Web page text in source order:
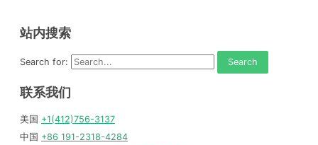
站内搜索
Search for:
联系我们
美国 +1(412)756-3137
中国 +86 191-2318-4284